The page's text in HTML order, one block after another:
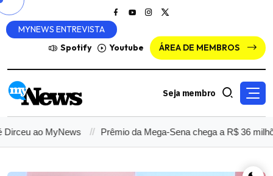
Spotify Youtube ÁREA DE MEMBROS
Seja membro
MyNews Prêmio da Mega-Sena chega a R$ 36 milhões após
MYNEWS ENTREVISTA